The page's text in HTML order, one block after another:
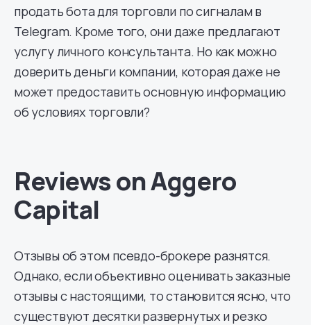
продать бота для торговли по сигналам в
Telegram. Кроме того, они даже предлагают
услугу личного консультанта. Но как можно
доверить деньги компании, которая даже не
может предоставить основную информацию
об условиях торговли?
Reviews on Aggero
Capital
Отзывы об этом псевдо-брокере разнятся.
Однако, если объективно оценивать заказные
отзывы с настоящими, то становится ясно, что
существуют десятки развернутых и резко